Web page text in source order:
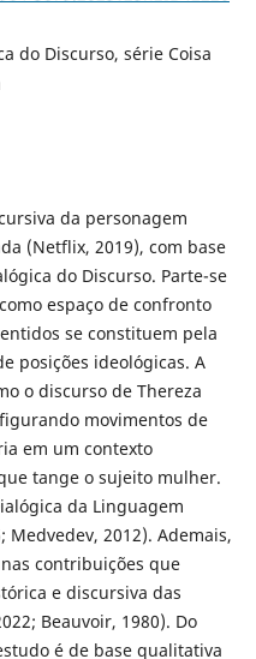
do Discurso, série Coisa
da personagem
(Netflix, 2019), com base
do Discurso. Parte-se
espaço de confronto
se constituem pela
posições ideológicas. A
o discurso de Thereza
movimentos de
em um contexto
tange o sujeito mulher.
da Linguagem
Medvedev, 2012). Ademais,
contribuições que
e discursiva das
Beauvoir, 1980). Do
é de base qualitativa